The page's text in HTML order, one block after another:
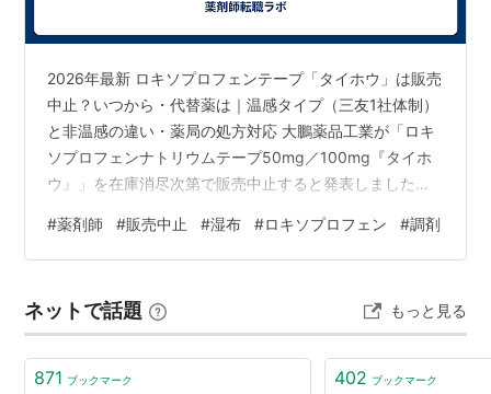
2026年最新 ロキソプロフェンテープ「タイホウ」は販売
中止？いつから・代替薬は｜温感タイプ（三友1社体制）
と非温感の違い・薬局の処方対応 大鵬薬品工業が「ロキ
ソプロフェンナトリウムテープ50mg／100mg『タイホ
ウ』」を在庫消尽次第で販売中止すると発表しました
が全部なくなる」は誤解です。温感タイプ・非温感タイ
プの違いと、いつから・代替薬・薬局の処方対応を整理
100mg（在庫消尽次第） 温感タイプは三友が残り「1社
体制」へ 非温感タイプは他社後発・先発ロキソニンテー
プが継続 結論：中止は「タ…
#薬剤師 #販売中止 #湿布 #ロキソプロフェン #調剤
ネットで話題 もっと見る
871 ブックマーク 402 ブックマーク